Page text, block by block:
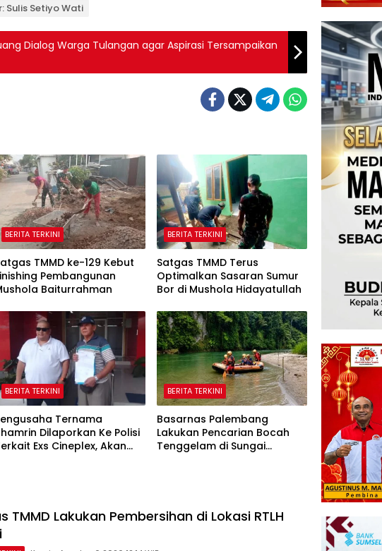
Sulis Setiyo Wati
Dialog Warga Tulangan agar Aspirasi Tersampaikan
BERITA TERKINI
TMMD ke-129 Kebut
Pembangunan
Baiturrahman
BERITA TERKINI
Satgas TMMD Terus
Optimalkan Sasaran Sumur
Bor di Mushola Hidayatullah
BERITA TERKINI
Ternama
Dilaporkan Ke Polisi
Exs Cineplex, Akan
BERITA TERKINI
Basarnas Palembang
Lakukan Pencarian Bocah
Tenggelam di Sungai
TMMD Lakukan Pembersihan di Lokasi RTLH